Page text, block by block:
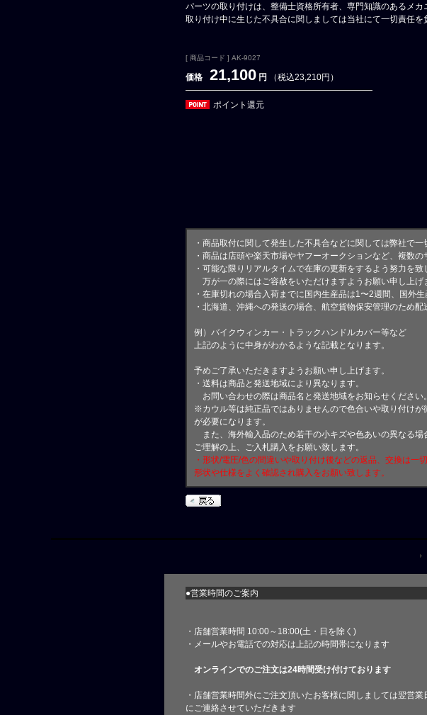
パーツの取り付けは、整備士資格所有者、専門知識のあるメカ
取り付け中に生じた不具合に関しましては当社にて一切責任
[ 商品コード ] AK-9027
価格 21,100 円 （税込23,210円）
ポイント還元
・商品取付に関して発生した不具合などに関しては弊社で一
・商品は店頭や楽天市場やヤフーオークションなど、複数の
・可能な限りリアルタイムで在庫の更新をするよう努力を
万が一の際にはご容赦をいただけますようお願い申し上げ
・在庫切れの場合入荷までに国内生産品は1〜2週間、国外
・北海道、沖縄への発送の場合、航空貨物保安管理のため
例）バイクウィンカー・トラックハンドルカバー等など
上記のように中身がわかるような記載となります。
予めご了承いただきますようお願い申し上げます。
・送料は商品と発送地域により異なります。
お問い合わせの際は商品名と発送地域をお知らせください。
※カウル等は純正品ではありませんので色合いや取り付け
が必要になります。
また、海外輸入品のため若干の小キズや色あいの異なる場
ご理解の上、ご入札購入をお願い致します。
・形状/電圧/色の間違いや取り付け後などの返品、交換は一
形状や仕様をよく確認され購入をお願い致します。
●営業時間のご案内
・店舗営業時間 10:00～18:00(土・日を除く)
・メールやお電話での対応は上記の時間帯になります
オンラインでのご注文は24時間受け付けております
・店舗営業時間外にご注文頂いたお客様に関しましては翌営業
にご連絡させていただきます